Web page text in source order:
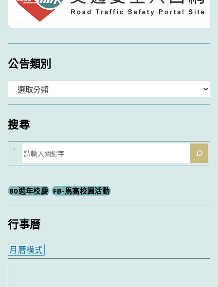
公告類別
類
搜尋
搜
尋
:::
80週年校慶 FB-馬高校園活動
行事曆
月曆模式